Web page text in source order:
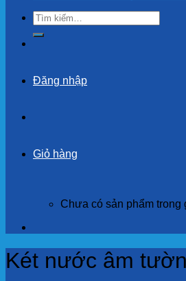
Tìm
kiếm:
Đăng nhập
Giỏ hàng
Chưa có sản phẩm trong
Két nước âm